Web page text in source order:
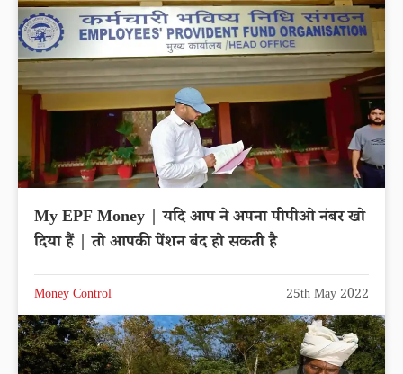
My EPF Money | यदि आप ने अपना पीपीओ नंबर खो
दिया हैं | तो आपकी पेंशन बंद हो सकती है
Money Control 25th May 2022